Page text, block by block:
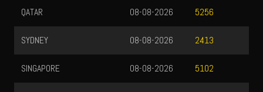
QATAR 5256
08-08-2026
SYDNEY 2413
08-08-2026
SINGAPORE 5102
08-08-2026